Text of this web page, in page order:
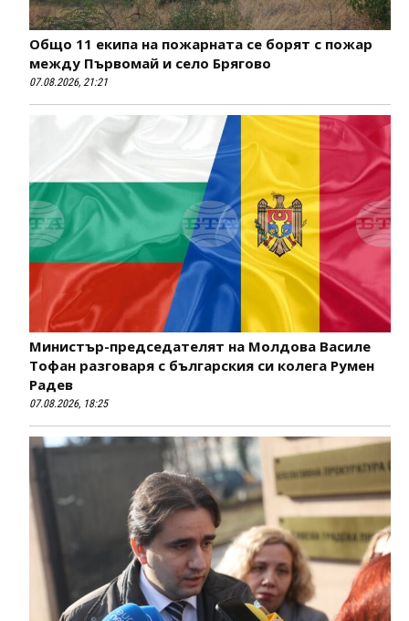
Общо 11 екипа на пожарната се борят с пожар
между Първомай и село Брягово
07.08.2026, 21:21
Министър-председателят на Молдова Василе
Тофан разговаря с българския си колега Румен
Радев
07.08.2026, 18:25